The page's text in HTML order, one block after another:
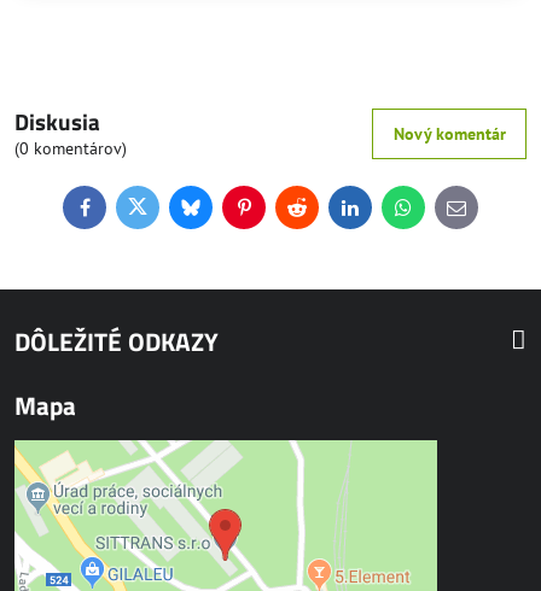
Diskusia
(0 komentárov)
Nový komentár
FacebookTwitterBlueskyPinterestReddit LinkedInWhatsApp
E-
mail
DÔLEŽITÉ ODKAZY
Mapa